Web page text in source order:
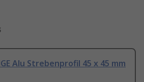
Alu Strebenprofil 45 x 45 mm